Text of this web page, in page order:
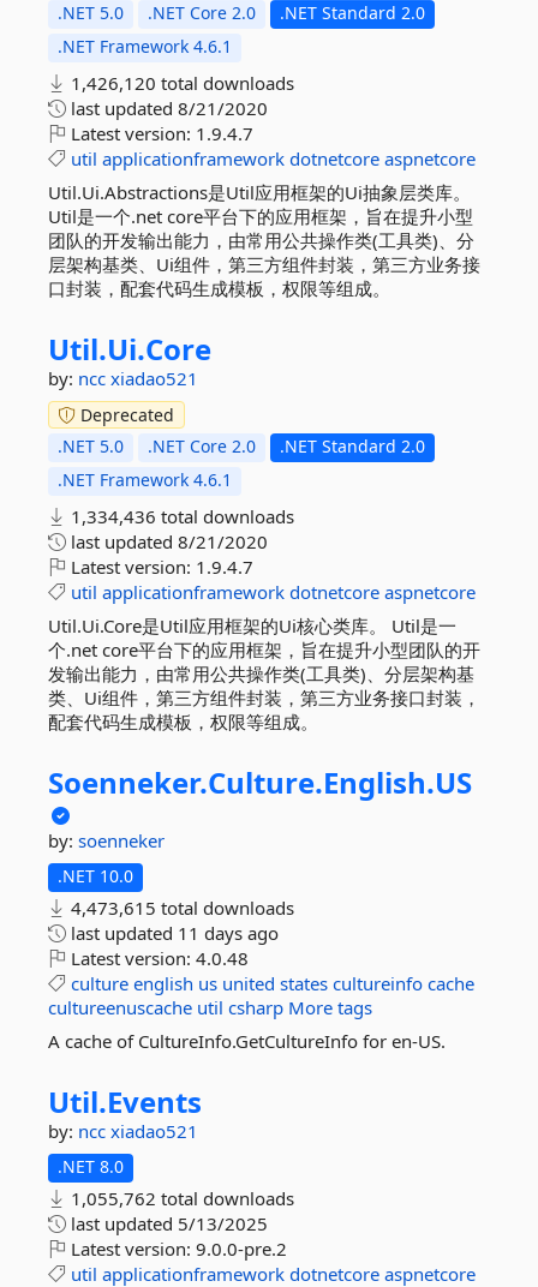
.NET 5.0
.NET Core 2.0
.NET Standard 2.0
.NET Framework 4.6.1
1,426,120 total downloads
last updated 8/21/2020
Latest version: 1.9.4.7
util applicationframework dotnetcore aspnetcore
Util.Ui.Abstractions是Util应用框架的Ui抽象层类库。
Util是一个.net core平台下的应用框架，旨在提升小型
团队的开发输出能力，由常用公共操作类(工具类)、分
层架构基类、Ui组件，第三方组件封装，第三方业务接
口封装，配套代码生成模板，权限等组成。
Util.Ui.Core
by: ncc xiadao521
Deprecated
.NET 5.0
.NET Core 2.0
.NET Standard 2.0
.NET Framework 4.6.1
1,334,436 total downloads
last updated 8/21/2020
Latest version: 1.9.4.7
util applicationframework dotnetcore aspnetcore
Util.Ui.Core是Util应用框架的Ui核心类库。 Util是一
个.net core平台下的应用框架，旨在提升小型团队的开
发输出能力，由常用公共操作类(工具类)、分层架构基
类、Ui组件，第三方组件封装，第三方业务接口封装，
配套代码生成模板，权限等组成。
Soenneker.Culture.English.US
by: soenneker
.NET 10.0
4,473,615 total downloads
last updated 11 days ago
Latest version: 4.0.48
culture english us united states cultureinfo cache
cultureenuscache util csharp More tags
A cache of CultureInfo.GetCultureInfo for en-US.
Util.Events
by: ncc xiadao521
.NET 8.0
1,055,762 total downloads
last updated 5/13/2025
Latest version: 9.0.0-pre.2
util applicationframework dotnetcore aspnetcore